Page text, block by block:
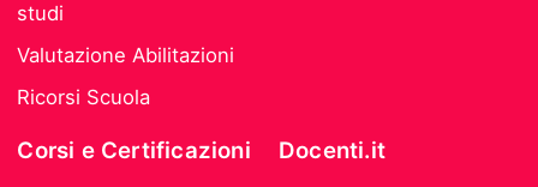
studi
Valutazione Abilitazioni
Ricorsi Scuola
Corsi e Certificazioni Docenti.it